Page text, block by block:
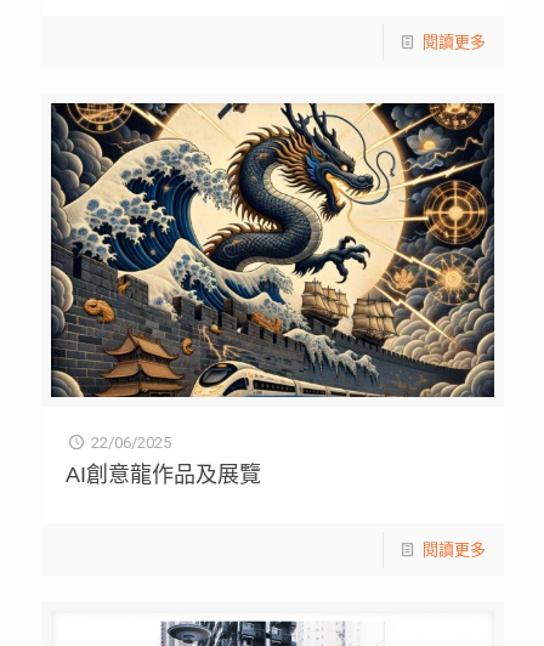
閱讀更多
22/06/2025
AI創意龍作品及展覽
閱讀更多